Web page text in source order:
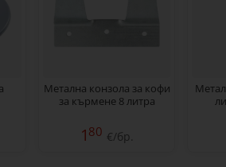
Метална конзола за кофи
за кърмене 8 литра
1 80 €/бр.